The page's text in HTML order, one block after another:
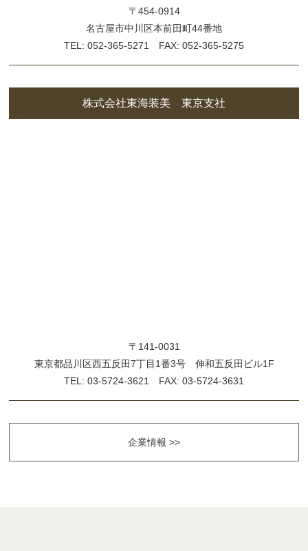
〒454-0914
名古屋市中川区本前田町44番地
TEL: 052-365-5271 FAX: 052-365-5275
株式会社東海装美 東京支社
〒141-0031
東京都品川区西五反田7丁目1番3号 伸和五反田ビル1F
TEL: 03-5724-3621 FAX: 03-5724-3631
企業情報 >>